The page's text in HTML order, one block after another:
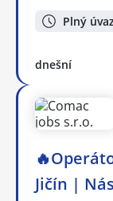
Plný
dnešní
Jičín |